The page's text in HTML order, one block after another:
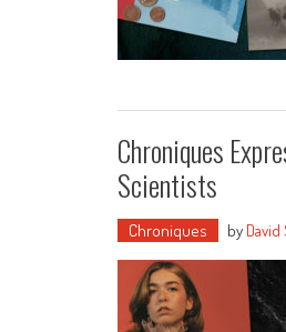
Chroniques
Scientists
Chroniques by